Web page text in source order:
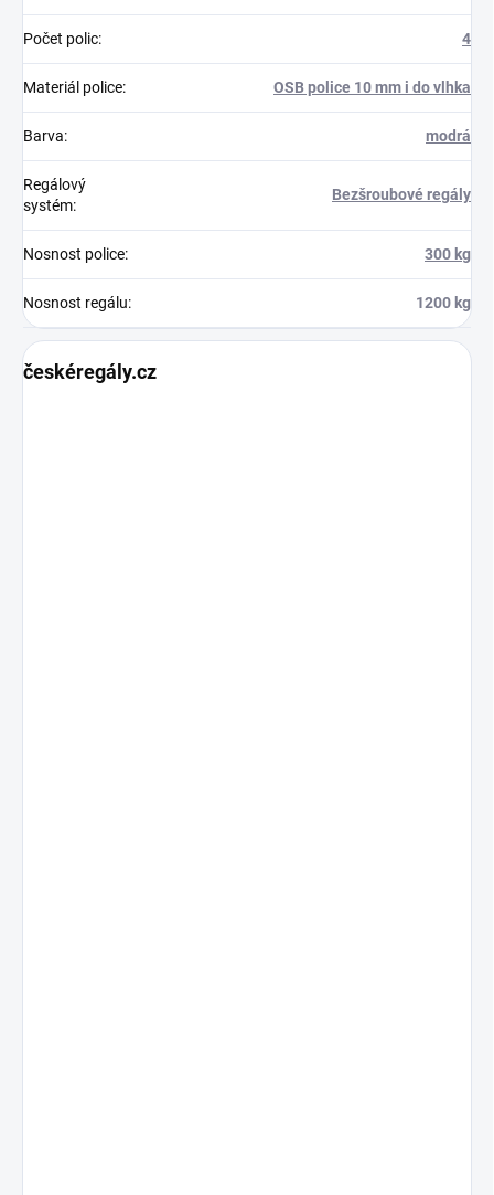
Počet polic: 4
Materiál police: OSB police 10 mm i do vlhka
Barva: modrá
Regálový
systém:
Bezšroubové regály
Nosnost police: 300 kg
Nosnost regálu: 1200 kg
českéregály.cz